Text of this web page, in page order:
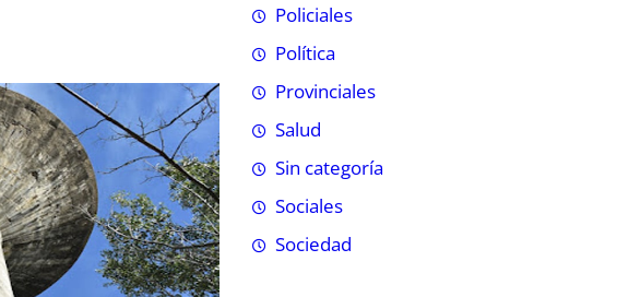
Policiales
Política
Provinciales
Salud
Sin categoría
Sociales
Sociedad